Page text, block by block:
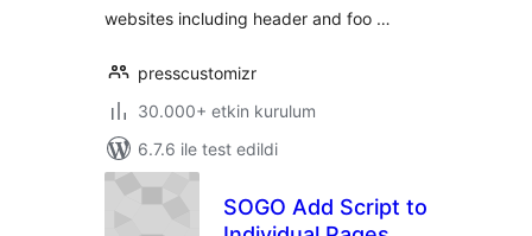
websites including header and foo …
presscustomizr
30.000+ etkin kurulum
6.7.6 ile test edildi
SOGO Add Script to